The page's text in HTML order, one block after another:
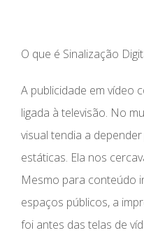
O que é Sinalização
A publicidade em vídeo
ligada à televisão. No
visual tendia a
estáticas. Ela nos
Mesmo para conteúdo
espaços públicos, a
foi antes das telas de